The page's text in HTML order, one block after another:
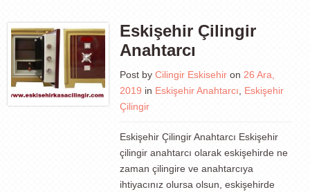
Eskişehir Çilingir
Anahtarcı
Post byCilingir Eskisehir on 26 Ara,
2019 in Eskişehir Anahtarcı
Eskişehir
Çilingir
Eskişehir Çilingir Anahtarcı Eskişehir
çilingir anahtarcı olarak eskişehirde ne
zaman çilingire ve anahtarcıya
ihtiyacınız olursa olsun, eskişehirde